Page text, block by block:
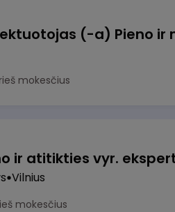
mokesčius
Vilnius
mokesčius